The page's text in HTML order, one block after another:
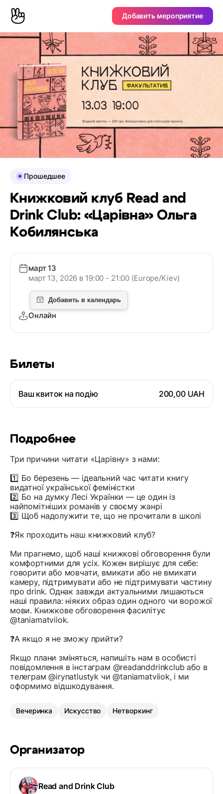
Добавить мероприятие
Билеты
Ваш квиток на подію 200,00 UAH
Подробнее
Три причини читати «Царівну» з нами:
1️⃣ Бо березень — ідеальний час читати книгу
видатної української феміністки
2️⃣ Бо на думку Лесі Українки — це один із
найпомітніших романів у своєму жанрі
3️⃣ Щоб надолужити те, що не прочитали в школі
❓Як проходить наш книжковий клуб?
Ми прагнемо, щоб наші книжкові обговорення були
комфортними для усіх. Кожен вирішує для себе:
говорити або мовчати, вмикати або не вмикати
камеру, підтримувати або не підтримувати частину
про drink. Однак завжди актуальними лишаються
наші правила: ніяких образ один одного чи ворожої
мови. Книжкове обговорення фасилітує
@taniamatviiok.
❓А якщо я не зможу прийти?
Якщо плани зміняться, напишіть нам в особисті
повідомлення в інстаграм @readanddrinkclub або в
телеграм @irynatlustyk чи @taniamatviiok, і ми
оформимо відшкодування.
Вечеринка Искусство Нетворкинг
Организатор
Read and Drink Club
Прошедшее
Книжковий клуб Read and
Drink Club: «Царівна» Ольга
Кобилянська
март 13
март 13, 2026 в 19:00 - 21:00 (Europe/Kiev)
Онлайн